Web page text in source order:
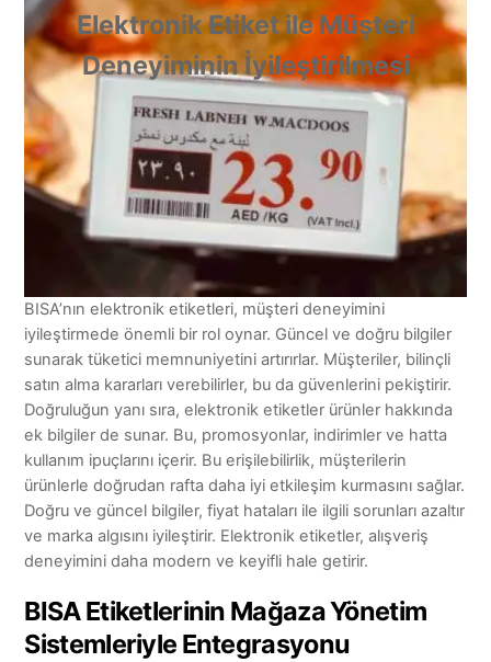
Elektronik Etiket ile Müşteri
Deneyiminin İyileştirilmesi
BISA’nın elektronik etiketleri, müşteri deneyimini
iyileştirmede önemli bir rol oynar. Güncel ve doğru bilgiler
sunarak tüketici memnuniyetini artırırlar. Müşteriler, bilinçli
satın alma kararları verebilirler, bu da güvenlerini pekiştirir.
Doğruluğun yanı sıra, elektronik etiketler ürünler hakkında
ek bilgiler de sunar. Bu, promosyonlar, indirimler ve hatta
kullanım ipuçlarını içerir. Bu erişilebilirlik, müşterilerin
ürünlerle doğrudan rafta daha iyi etkileşim kurmasını sağlar.
Doğru ve güncel bilgiler, fiyat hataları ile ilgili sorunları azaltır
ve marka algısını iyileştirir. Elektronik etiketler, alışveriş
deneyimini daha modern ve keyifli hale getirir.
BISA Etiketlerinin Mağaza Yönetim
Sistemleriyle Entegrasyonu